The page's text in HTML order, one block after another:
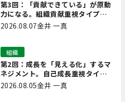
第3回：「貢献できている」が原動
力になる。組織貢献重視タイプの
離職を防ぐ技術
2026.08.07金井 一真
第2回：成長を「見える化」するマ
ネジメント。自己成長重視タイプ
の離職を防ぐ技術
組織
2026.08.05金井 一真